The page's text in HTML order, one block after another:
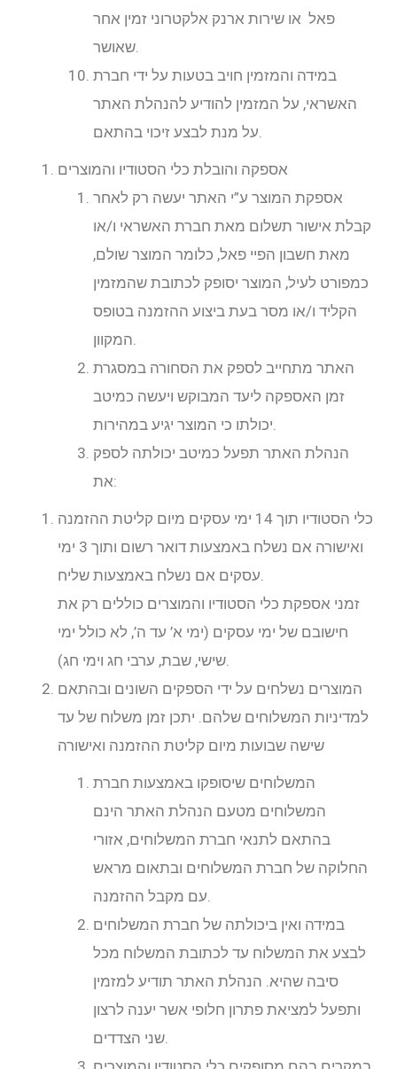
פאל או שירות ארנק אלקטרוני זמין אחר
במידה והמזמין חויב בטעות על ידי חברת
האשראי, על המזמין להודיע להנהלת האתר
אספקה והובלת כלי הסטודיו והמוצרים
אספקת המוצר ע”י האתר יעשה רק לאחר
קבלת אישור תשלום מאת חברת האשראי ו/או
מאת חשבון הפיי פאל, כלומר המוצר שולם,
כמפורט לעיל, המוצר יסופק לכתובת שהמזמין
הקליד ו/או מסר בעת ביצוע ההזמנה בטופס
האתר מתחייב לספק את הסחורה במסגרת
זמן האספקה ליעד המבוקש ויעשה כמיטב
הנהלת האתר תפעל כמיטב יכולתה לספק
את:
כלי הסטודיו תוך 14 ימי עסקים מיום קליטת ההזמנה
ואישורה אם נשלח באמצעות דואר רשום ותוך 3 ימי
זמני אספקת כלי הסטודיו והמוצרים כוללים רק את
חישובם של ימי עסקים (ימי א’ עד ה’, לא כולל ימי
המוצרים נשלחים על ידי הספקים השונים ובהתאם
למדיניות המשלוחים שלהם. יתכן זמן משלוח של עד
שישה שבועות מיום קליטת ההזמנה ואישורה
המשלוחים שיסופקו באמצעות חברת
המשלוחים מטעם הנהלת האתר הינם
בהתאם לתנאי חברת המשלוחים, אזורי
החלוקה של חברת המשלוחים ובתאום מראש
במידה ואין ביכולתה של חברת המשלוחים
לבצע את המשלוח עד לכתובת המשלוח מכל
סיבה שהיא. הנהלת האתר תודיע למזמין
ותפעל למציאת פתרון חלופי אשר יענה לרצון